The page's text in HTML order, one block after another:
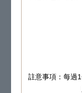
註意事項：每過